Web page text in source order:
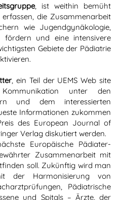
, ist weithin bemüht
die Zusammenarbeit
wie Jugendgynäkologie,
fördern und eine intensivere
Gebiete der Pädiatrie
, ein Teil der UEMS Web site
unter den
und dem interessierten
Informationen zukommen
des European Journal of
Verlag diskutiert werden.
Europäische Pädiater-
Zusammenarbeit mit
soll. Zukünftig wird man
der Harmonisierung von
Pädiatrische
und Spitals – Ärzte, der